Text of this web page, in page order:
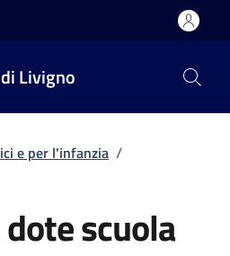
Livigno
e per l'infanzia /
scuola